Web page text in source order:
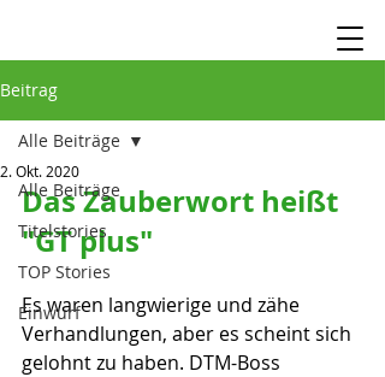
Beitrag
Alle Beiträge
Titelstories
TOP Stories
Einwurf
Alle Beiträge
2. Okt. 2020
Das Zauberwort heißt
"GT plus"
Es waren langwierige und zähe
Verhandlungen, aber es scheint sich
gelohnt zu haben. DTM-Boss